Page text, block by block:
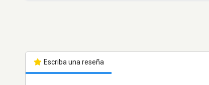
Escriba una reseña